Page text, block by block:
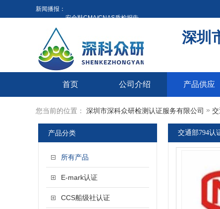
新闻播报：
多媒体触摸一体机3C认证新申请与3C认证派生有什么区别
防盗保险箱检测测试-专业认可检测中心
防盗保险柜检测测试-专业认可检测中心
安全鞋CMA/CNAS质检报告
深圳
首页 公司介绍 产品供应
您当前的位置： 深圳市深科众研检测认证服务有限公司 »
交通部794认
产品分类
所有产品
E-mark认证
CCS船级社认证